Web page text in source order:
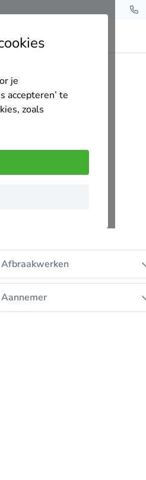
je
accepteren’ te
zoals
Afbraakwerken
Aannemer